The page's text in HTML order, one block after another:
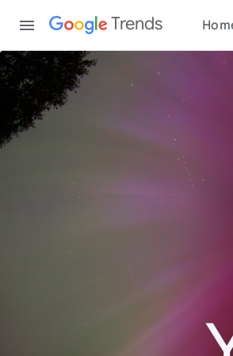
Trends